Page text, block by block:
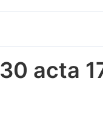
acta